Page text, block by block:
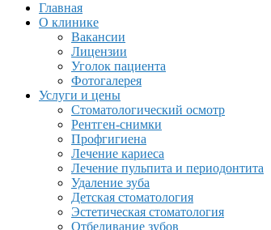
Главная
О клинике
Вакансии
Лицензии
Уголок пациента
Фотогалерея
Услуги и цены
Стоматологический осмотр
Рентген-снимки
Профгигиена
Лечение кариеса
Лечение пульпита и периодонтита
Удаление зуба
Детская стоматология
Эстетическая стоматология
Отбеливание зубов